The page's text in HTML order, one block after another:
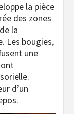
la pièce
des zones
la
Les bougies,
une
d’un